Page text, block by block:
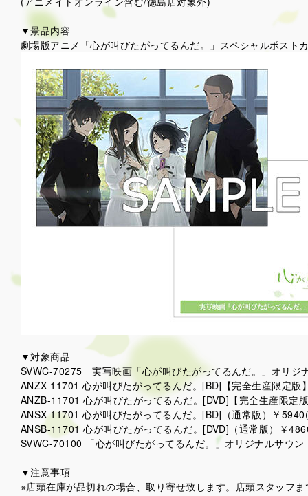
▼景品内容
劇場版アニメ「心が叫びたがってるんだ。」スペシャルポスト
▼対象商品
SVWC-70275 実写映画「心が叫びたがってるんだ。」オリ
ANZX-11701 心が叫びたがってるんだ。[BD]【完全生産限定版
ANZB-11701 心が叫びたがってるんだ。[DVD]【完全生産限定
ANSX-11701 心が叫びたがってるんだ。[BD]（通常版）￥
ANSB-11701 心が叫びたがってるんだ。[DVD]（通常版）￥
SVWC-70100 「心が叫びたがってるんだ。」オリジナルサウ
▼注意事項
※店頭在庫が品切れの場合、取り寄せ致します。店頭スタッフ